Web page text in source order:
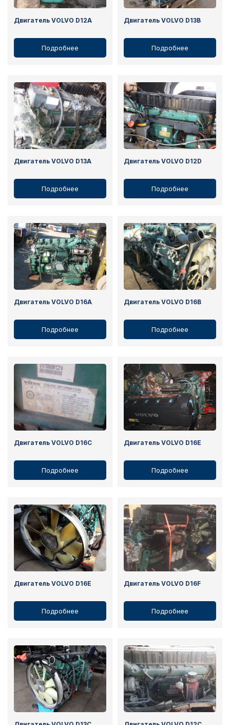
Двигатель VOLVO D12A
Подробнее
Двигатель VOLVO D13B
Подробнее
Двигатель VOLVO D13A
Подробнее
Двигатель VOLVO D12D
Подробнее
Двигатель VOLVO D16A
Подробнее
Двигатель VOLVO D16B
Подробнее
Двигатель VOLVO D16C
Подробнее
Двигатель VOLVO D16E
Подробнее
Двигатель VOLVO D16E
Подробнее
Двигатель VOLVO D16F
Подробнее